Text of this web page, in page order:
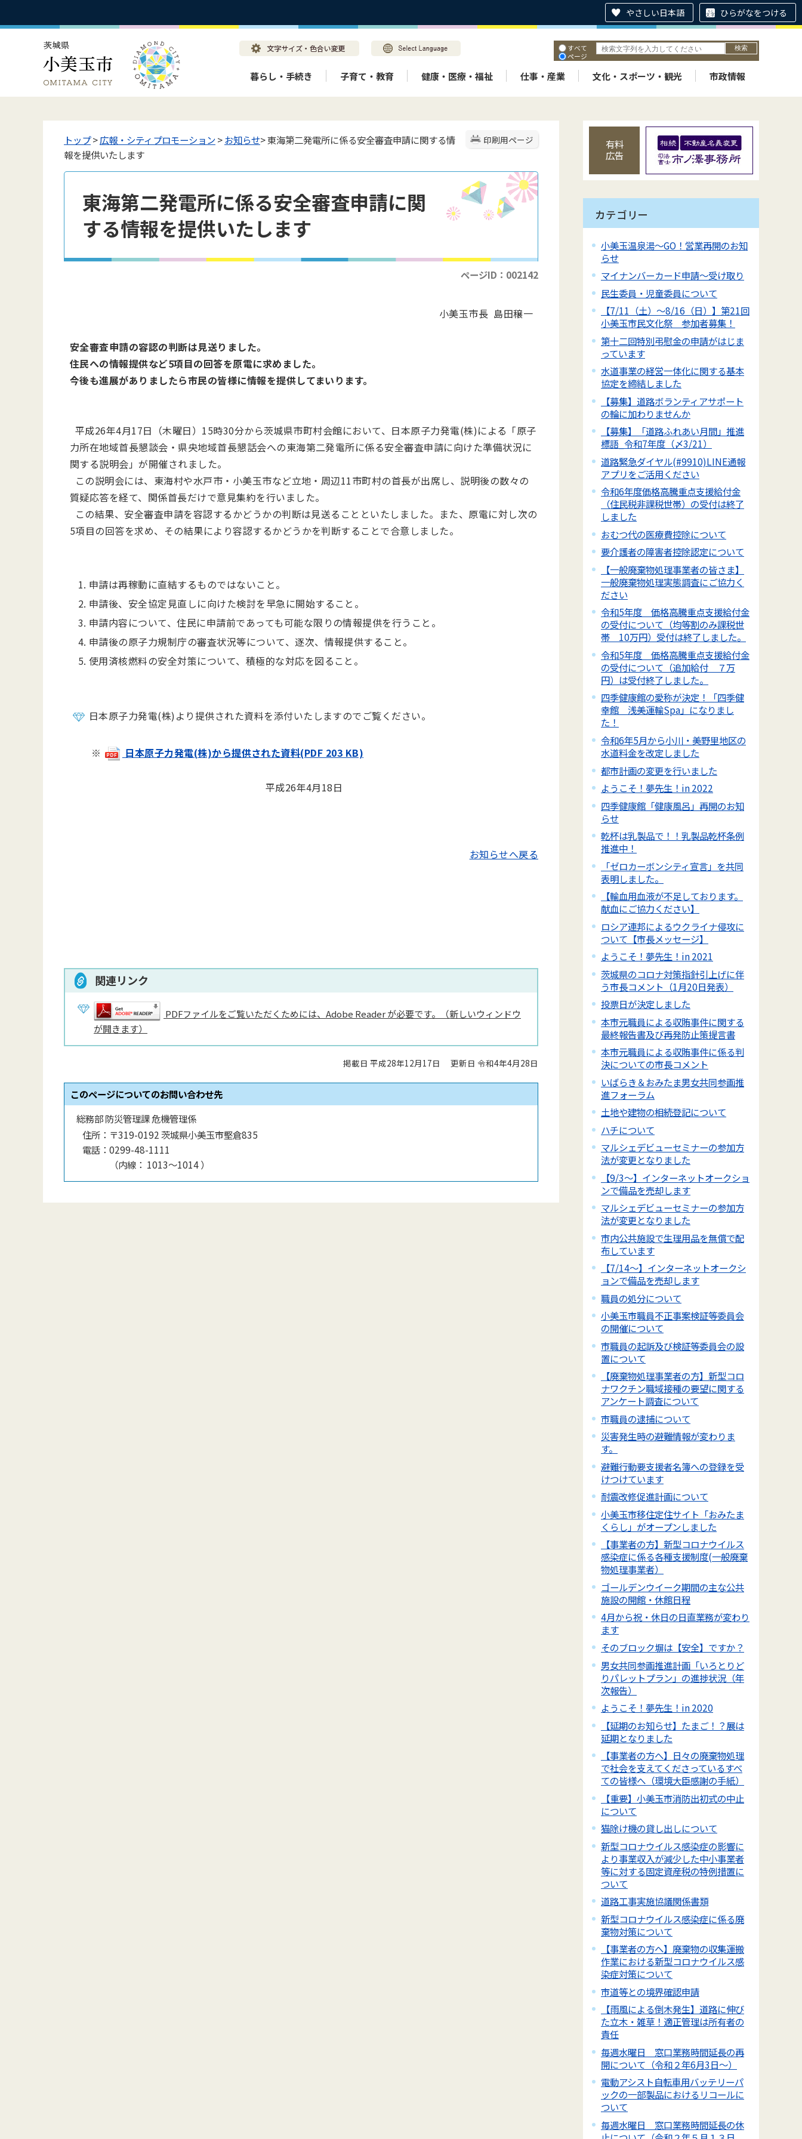
やさしい日本語 ひらがなをつける
すべて
ページ
暮らし・手続き 子育て・教育 健康・医療・福祉 仕事・産業 文化・スポーツ・観光 市政情報
印刷用ページ
トップ>広報・シティプロモーション>お知らせ> 東海第二発電所に係る安全審査申請に関する情
報を提供いたします
東海第二発電所に係る安全審査申請に関
する情報を提供いたします
ページID：002142
小美玉市長 島田穣一
安全審査申請の容認の判断は見送りました。
住民への情報提供など5項目の回答を原電に求めました。
今後も進展がありましたら市民の皆様に情報を提供してまいります。
平成26年4月17日（木曜日）15時30分から茨城県市町村会館において、日本原子力発電(株)による「原子
力所在地域首長懇談会・県央地域首長懇話会への東海第二発電所に係る安全審査申請に向けた準備状況に
関する説明会」が開催されました。
この説明会には、東海村や水戸市・小美玉市など立地・周辺11市町村の首長が出席し、説明後の数々の
質疑応答を経て、関係首長だけで意見集約を行いました。
この結果、安全審査申請を容認するかどうかの判断は見送ることといたしました。また、原電に対し次の
5項目の回答を求め、その結果により容認するかどうかを判断することで合意しました。
申請は再稼動に直結するものではないこと。
申請後、安全協定見直しに向けた検討を早急に開始すること。
申請内容について、住民に申請前であっても可能な限りの情報提供を行うこと。
申請後の原子力規制庁の審査状況等について、逐次、情報提供すること。
使用済核燃料の安全対策について、積極的な対応を図ること。
日本原子力発電(株)より提供された資料を添付いたしますのでご覧ください。
※ 日本原子力発電(株)から提供された資料(PDF 203 KB)
平成26年4月18日
お知らせへ戻る
関連リンク
PDFファイルをご覧いただくためには、Adobe Reader が必要です。（新しいウィンドウ
が開きます）
掲載日 平成28年12月17日 更新日 令和4年4月28日
このページについてのお問い合わせ先
総務部 防災管理課 危機管理係
住所： 〒319-0192 茨城県小美玉市堅倉835
電話： 0299-48-1111
（内線 ： 1013〜1014）
有料
広告
カテゴリー
小美玉温泉湯～GO！営業再開のお知
らせ
マイナンバーカード申請～受け取り
民生委員・児童委員について
【7/11（土）～8/16（日）】第21回
小美玉市民文化祭 参加者募集！
第十二回特別弔慰金の申請がはじま
っています
水道事業の経営一体化に関する基本
協定を締結しました
【募集】道路ボランティアサポート
の輪に加わりませんか
【募集】「道路ふれあい月間」推進
標語_令和7年度（〆3/21）
道路緊急ダイヤル(#9910)LINE通報
アプリをご活用ください
令和6年度価格高騰重点支援給付金
（住民税非課税世帯）の受付は終了
しました
おむつ代の医療費控除について
要介護者の障害者控除認定について
【一般廃棄物処理事業者の皆さま】
一般廃棄物処理実態調査にご協力く
ださい
令和5年度 価格高騰重点支援給付金
の受付について（均等割のみ課税世
帯 10万円）受付は終了しました。
令和5年度 価格高騰重点支援給付金
の受付について（追加給付 ７万
円）は受付終了しました。
四季健康館の愛称が決定！「四季健
幸館 浅美運輸Spa」になりまし
た！
令和6年5月から小川・美野里地区の
水道料金を改定しました
都市計画の変更を行いました
ようこそ！夢先生！in 2022
四季健康館「健康風呂」再開のお知
らせ
乾杯は乳製品で！！乳製品乾杯条例
推進中！
「ゼロカーボンシティ宣言」を共同
表明しました。
【輸血用血液が不足しております。
献血にご協力ください】
ロシア連邦によるウクライナ侵攻に
ついて【市長メッセージ】
ようこそ！夢先生！in 2021
茨城県のコロナ対策指針引上げに伴
う市長コメント（1月20日発表）
投票日が決定しました
本市元職員による収賄事件に関する
最終報告書及び再発防止策提言書
本市元職員による収賄事件に係る判
決についての市長コメント
いばらき＆おみたま男女共同参画推
進フォーラム
土地や建物の相続登記について
ハチについて
マルシェデビューセミナーの参加方
法が変更となりました
【9/3～】インターネットオークショ
ンで備品を売却します
マルシェデビューセミナーの参加方
法が変更となりました
市内公共施設で生理用品を無償で配
布しています
【7/14～】インターネットオークシ
ョンで備品を売却します
職員の処分について
小美玉市職員不正事案検証等委員会
の開催について
市職員の起訴及び検証等委員会の設
置について
【廃棄物処理事業者の方】新型コロ
ナワクチン職域接種の要望に関する
アンケート調査について
市職員の逮捕について
災害発生時の避難情報が変わりま
す。
避難行動要支援者名簿への登録を受
けつけています
耐震改修促進計画について
小美玉市移住定住サイト「おみたま
くらし」がオープンしました
【事業者の方】新型コロナウイルス
感染症に係る各種支援制度(一般廃棄
物処理事業者）
ゴールデンウイーク期間の主な公共
施設の開館・休館日程
4月から祝・休日の日直業務が変わり
ます
そのブロック塀は【安全】ですか？
男女共同参画推進計画「いろとりど
りパレットプラン」の進捗状況（年
次報告）
ようこそ！夢先生！in 2020
【延期のお知らせ】たまご！？展は
延期となりました
【事業者の方へ】日々の廃棄物処理
で社会を支えてくださっているすべ
ての皆様へ（環境大臣感謝の手紙）
【重要】小美玉市消防出初式の中止
について
猫除け機の貸し出しについて
新型コロナウイルス感染症の影響に
より事業収入が減少した中小事業者
等に対する固定資産税の特例措置に
ついて
道路工事実施協議関係書類
新型コロナウイルス感染症に係る廃
棄物対策について
【事業者の方へ】廃棄物の収集運搬
作業における新型コロナウイルス感
染症対策について
市道等との境界確認申請
【雨風による倒木発生】道路に伸び
た立木・雑草！適正管理は所有者の
責任
毎週水曜日 窓口業務時間延長の再
開について（令和２年6月3日～）
電動アシスト自転車用バッテリーパ
ックの一部製品におけるリコールに
ついて
毎週水曜日 窓口業務時間延長の休